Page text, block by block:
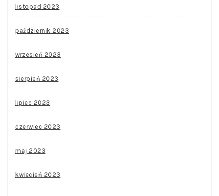
listopad 2023
październik 2023
wrzesień 2023
sierpień 2023
lipiec 2023
czerwiec 2023
maj 2023
kwiecień 2023